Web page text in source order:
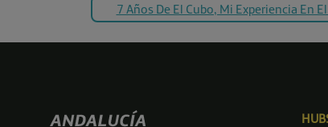
7 Años De El Cubo, Mi Experiencia En